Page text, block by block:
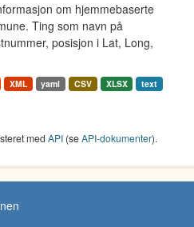
om hjemmebaserte
Ting som navn på
posisjon i Lat, Long,
XML yaml CSV XLSX text
med API (seAPI-dokumenter).